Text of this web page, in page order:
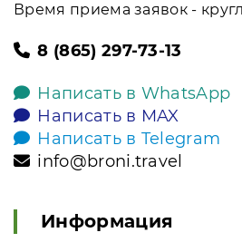
Время приема заявок -
8 (865) 297-73-13
Написать в WhatsApp
Написать в MAX
Написать в Telegram
info@broni.travel
Информация